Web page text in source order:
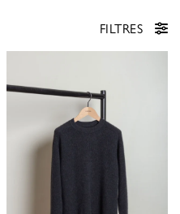
FILTRES